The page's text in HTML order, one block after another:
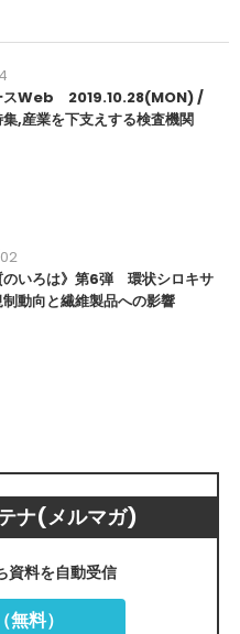
スWeb 2019.10.28(MON) /
,産業を下支えする検査機関
のいろは》第6弾 環状シロキサ
動向と繊維製品への影響
ナ(メルマガ)
資料を自動受信
料）